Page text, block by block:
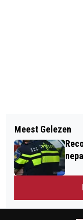
PRIJZEN
GEMEENTE
ORKAAN
WEEKEND
Meest Gelezen